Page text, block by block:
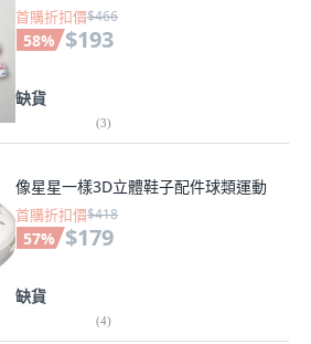
首購折扣價$466
58% $193
缺貨
(3)
像星星一樣3D立體鞋子配件球類運動
首購折扣價$418
57% $179
缺貨
(4)